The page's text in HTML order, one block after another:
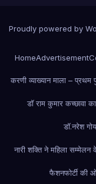
Proudly powered by
HomeAdvertisement
करणी व्याख्यान माला – प्रथम
डॉ राम कुमार कच्छावा
डॉ.नरेश
नारी शक्ति ने महिला सम्मेलन
फैशनफोर्टी की